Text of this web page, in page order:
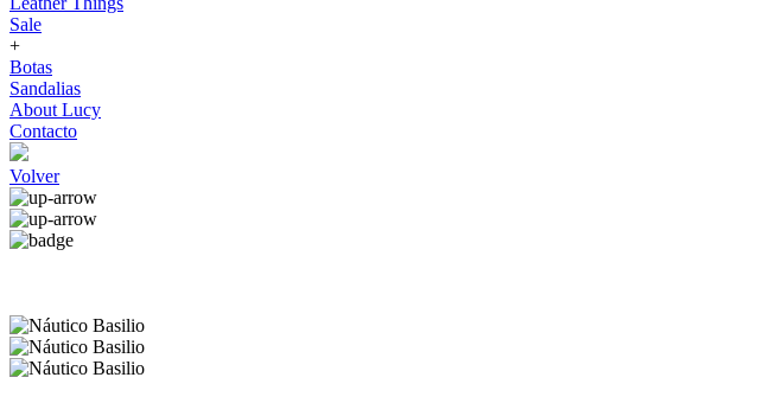
Sale
+
Botas
Sandalias
About Lucy
Contacto
Volver